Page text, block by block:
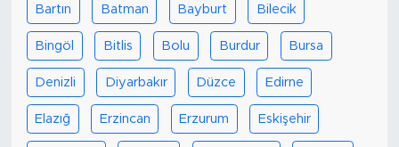
Bartın Batman Bayburt Bilecik
Bingöl Bitlis Bolu Burdur Bursa
Denizli Diyarbakır Düzce Edirne
Elazığ Erzincan Erzurum Eskişehir